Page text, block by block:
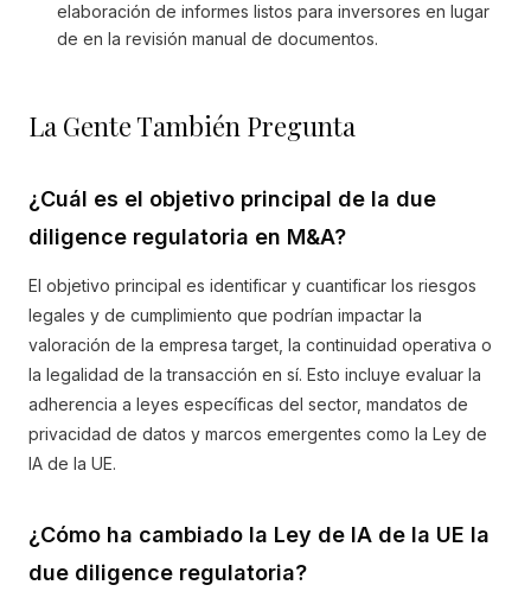
elaboración de informes listos para inversores en lugar
de en la revisión manual de documentos.
La Gente También Pregunta
¿Cuál es el objetivo principal de la due
diligence regulatoria en M&A?
El objetivo principal es identificar y cuantificar los riesgos
legales y de cumplimiento que podrían impactar la
valoración de la empresa target, la continuidad operativa o
la legalidad de la transacción en sí. Esto incluye evaluar la
adherencia a leyes específicas del sector, mandatos de
privacidad de datos y marcos emergentes como la Ley de
IA de la UE.
¿Cómo ha cambiado la Ley de IA de la UE la
due diligence regulatoria?